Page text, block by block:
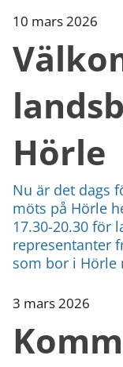
10 mars 2026
Hörle
Nu är det dags
möts på Hörle
17.30-20.30 för
representanter
som bor i Hörle
3 mars 2026